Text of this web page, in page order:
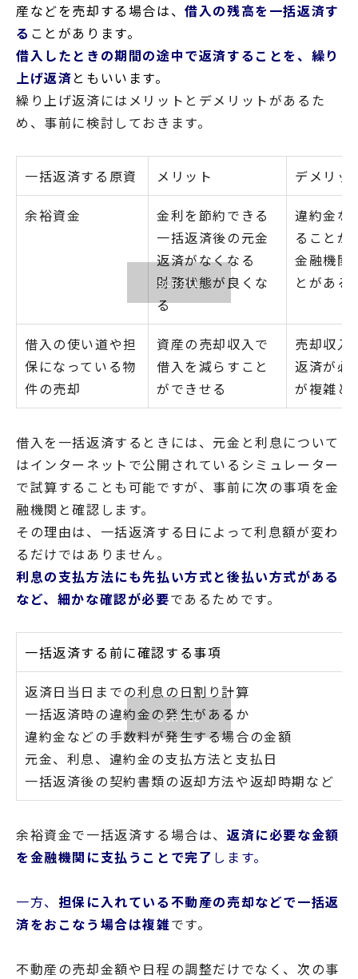
産などを売却する場合は、借入の残高を一括返済す
る ことがあります。
借入したときの期間の途中で返済することを、繰り
上げ返済ともいいます。
繰り上げ返済にはメリットとデメリットがあるた
め、事前に検討しておきます。
一括返済する原資 メリット デメリッ
余裕資金
金利を節約できる
一括返済後の元金
返済がなくなる
財務状態が良くな
る
違約金な
ることが
金融機関
とがある
借入の使い道や担
保になっている物
件の売却
資産の売却収入で
借入を減らすこと
ができせる
売却収入
返済が必
が複雑と
借入を一括返済するときには、元金と利息について
はインターネットで公開されているシミュレーター
で試算することも可能ですが、事前に次の事項を金
融機関と確認します。
その理由は、一括返済する日によって利息額が変わ
るだけではありません。
利息の支払方法にも先払い方式と後払い方式がある
など、細かな確認が必要であるためです。
一括返済する前に確認する事項
返済日当日までの利息の日割り計算
一括返済時の違約金の発生があるか
違約金などの手数料が発生する場合の金額
元金、利息、違約金の支払方法と支払日
一括返済後の契約書類の返却方法や返却時期など
余裕資金で一括返済する場合は、 返済に必要な金額
を金融機関に支払うことで完了 します。
一方、 担保に入れている不動産の売却などで一括返
済をおこなう場合は複雑です。
不動産の売却金額や日程の調整だけでなく、次の事